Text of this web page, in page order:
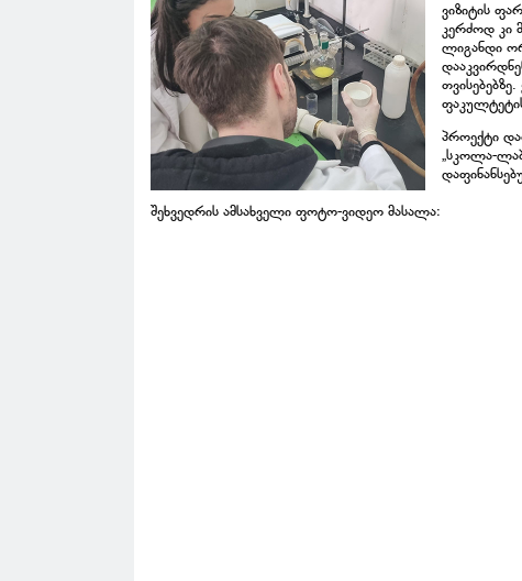
ვიზიტის
კერძოდ კი
ლიგანდი
პროექტი
„სკოლა-
შეხვედრის ამსახველი ფოტო-ვიდეო მასალა: